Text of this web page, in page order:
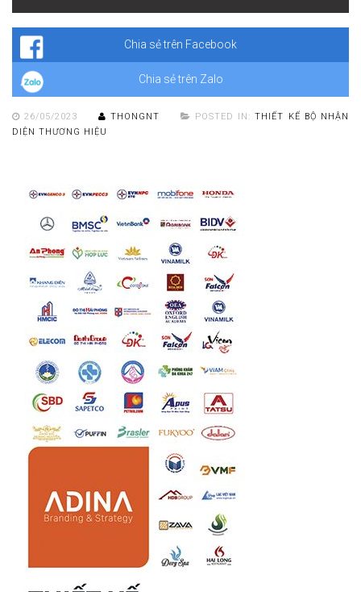
công ty muốn gửi đến khách hàng. Tất cả các yếu tố này cùng nhau
tạo nên một hình ảnh đồng nhất và dễ nhận biết cho thương hiệu.
Chia sẻ trên Facebook
Chia sẻ trên Zalo
26/05/2023 THONGNT POSTED IN:THIẾT KẾ BỘ NHẬN
DIỆN THƯƠNG HIỆU